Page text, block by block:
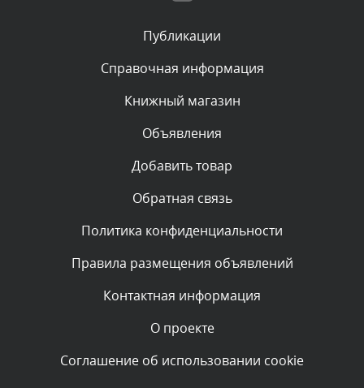
Комментарий проверяется
Текст комментария будет виден после проверки
администратором.
Комментарий проверяется
администратором.
Комментарий проверяется
администратором.
Комментарий проверяется
администратором.
Публикации
Справочная информация
Книжный магазин
Объявления
Добавить товар
Обратная связь
Политика конфиденциальности
Правила размещения объявлений
Контактная информация
О проекте
Соглашение об использовании cookie